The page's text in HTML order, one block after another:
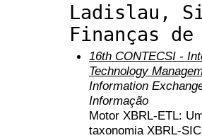
Ladislau,
Finanças
16th CONTECSI -
Technology
Information
Informação
Motor XBRL-ETL:
taxonomia XBRL-